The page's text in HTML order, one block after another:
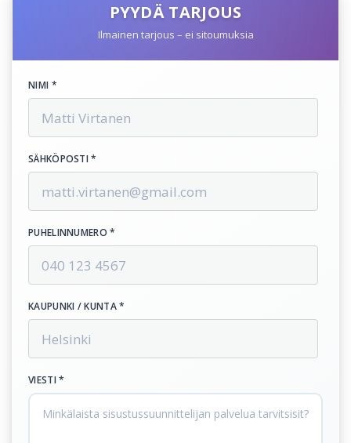
PYYDÄ TARJOUS
Ilmainen tarjous – ei sitoumuksia
NIMI *
SÄHKÖPOSTI *
PUHELINNUMERO *
KAUPUNKI / KUNTA *
VIESTI *